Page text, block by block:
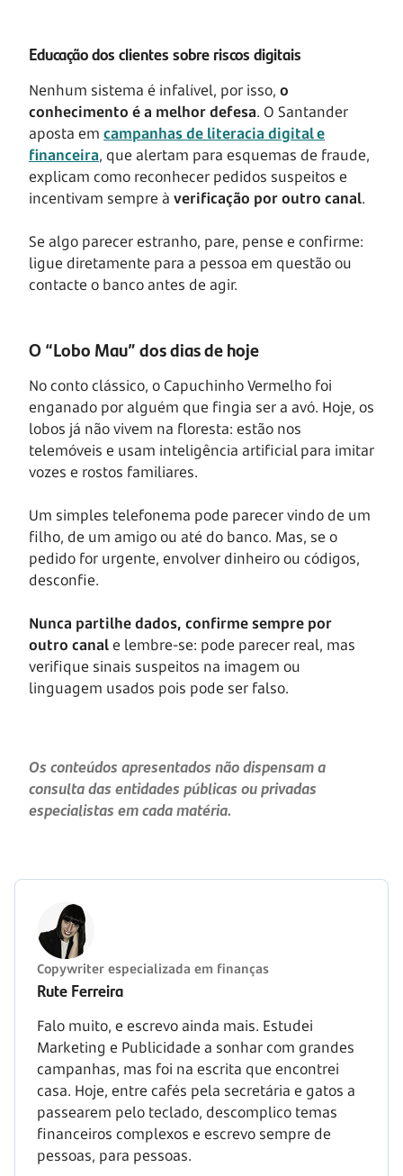
Educação dos clientes sobre riscos digitais
Nenhum sistema é infalível, por isso, o
conhecimento é a melhor defesa. O Santander
aposta em campanhas de literacia digital e
financeira, que alertam para esquemas de fraude,
explicam como reconhecer pedidos suspeitos e
incentivam sempre à verificação por outro canal.
Se algo parecer estranho, pare, pense e confirme:
ligue diretamente para a pessoa em questão ou
contacte o banco antes de agir.
O “Lobo Mau” dos dias de hoje
No conto clássico, o Capuchinho Vermelho foi
enganado por alguém que fingia ser a avó. Hoje, os
lobos já não vivem na floresta: estão nos
telemóveis e usam inteligência artificial para imitar
vozes e rostos familiares.
Um simples telefonema pode parecer vindo de um
filho, de um amigo ou até do banco. Mas, se o
pedido for urgente, envolver dinheiro ou códigos,
desconfie.
Nunca partilhe dados, confirme sempre por
outro canale lembre-se: pode parecer real, mas
verifique sinais suspeitos na imagem ou
linguagem usados pois pode ser falso.
Os conteúdos apresentados não dispensam a
consulta das entidades públicas ou privadas
especialistas em cada matéria.
Copywriter especializada em finanças
Rute Ferreira
Falo muito, e escrevo ainda mais. Estudei
Marketing e Publicidade a sonhar com grandes
campanhas, mas foi na escrita que encontrei
casa. Hoje, entre cafés pela secretária e gatos a
passearem pelo teclado, descomplico temas
financeiros complexos e escrevo sempre de
pessoas, para pessoas.